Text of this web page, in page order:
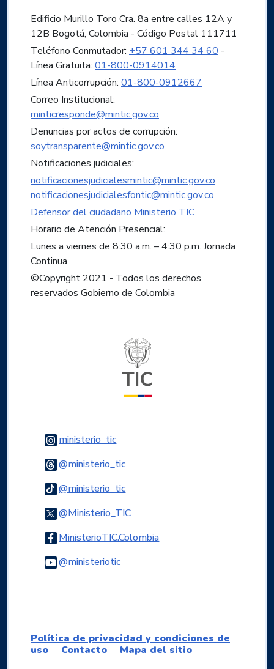
Edificio Murillo Toro Cra. 8a entre calles 12A y
12B Bogotá, Colombia - Código Postal 111711
Teléfono Conmutador: +57 601 344 34 60 -
Línea Gratuita: 01-800-0914014
Línea Anticorrupción: 01-800-0912667
Correo Institucional:
minticresponde@mintic.gov.co
Denuncias por actos de corrupción:
soytransparente@mintic.gov.co
Notificaciones judiciales:
notificacionesjudicialesmintic@mintic.gov.co
notificacionesjudicialesfontic@mintic.gov.co
Defensor del ciudadano Ministerio TIC
Horario de Atención Presencial:
Lunes a viernes de 8:30 a.m. – 4:30 p.m. Jornada
Continua
©Copyright 2021 - Todos los derechos
reservados Gobierno de Colombia
ministerio_ticLogo Instagram
@ministerio_ticLogo Threads
@ministerio_ticLogo Tiktok
@Ministerio_TICLogo Twitter
MinisterioTIC.ColombiaLogo Facebook
@ministerioticLogo Youtube
Política de privacidad y condiciones de
uso
Contacto Mapa del sitio